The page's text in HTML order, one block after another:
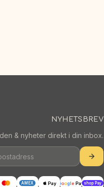
NYHETSBREV
& nyheter direkt i din inbox.
AMEX Pay Google Pay shop Pay